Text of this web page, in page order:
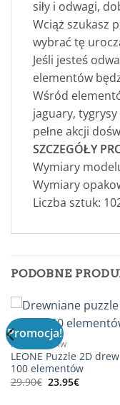
siły i odwagi,
Wciąż szukasz
wybrać tę
Jeśli jesteś
elementów
Wśród
jaguary,
pełne akcji
SZCZEGÓŁY
Wymiary
Wymiary
Liczba sztuk:
PODOBNE
Promocja!
PUZZLE JIGSAW
LEONE Puzzle 2D
100 elementów
29.90€ Pierwotna
cena
23.95€Aktualna
cena